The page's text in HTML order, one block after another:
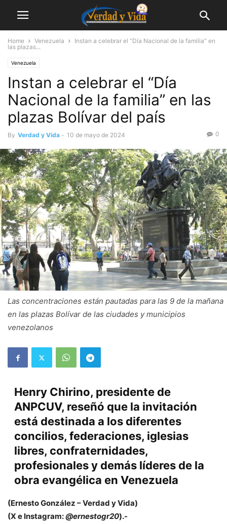
Home Venezuela
Instan a celebrar el “Día Nacional de la familia” en
las plazas...
Venezuela
Instan a celebrar el “Día
Nacional de la familia” en las
plazas Bolívar del país
By Verdad y Vida - 10 de mayo de 2024 0
Las concentraciones están pautadas para las 9 de la mañana
en las plazas Bolívar de las ciudades y municipios
venezolanos
Henry Chirino, presidente de
ANPCUV, reseñó que la invitación
está destinada a los diferentes
concilios, federaciones, iglesias
libres, confraternidades,
profesionales y demás líderes de la
obra evangélica en Venezuela
(Ernesto González – Verdad y Vida)
(X e Instagram:@ernestogr20).-